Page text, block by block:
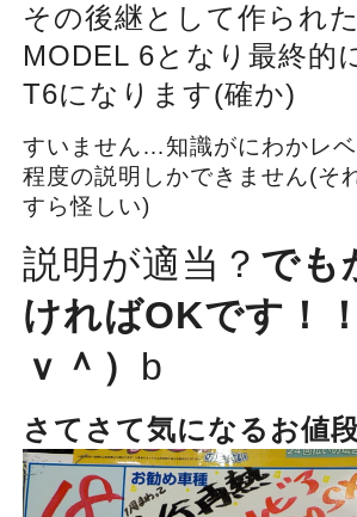
その後継として作られ
MODEL 6となり最終的
T6になります(確か)
すいません…知識がにわかレ
程度の説明しかできません(そ
すら怪しい)
説明が適当？ でも
ければOKです！
ｖ＾） b
さてさて気になるお値